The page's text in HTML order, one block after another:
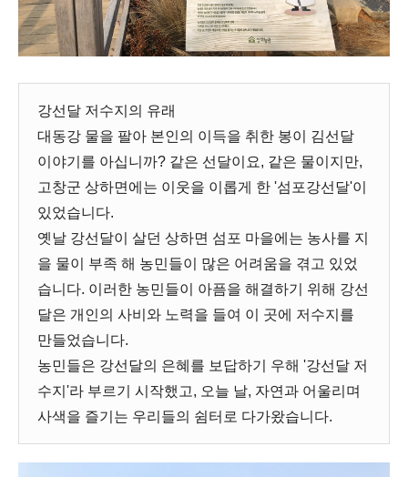
강선달 저수지의 유래
대동강 물을 팔아 본인의 이득을 취한 봉이 김선달
이야기를 아십니까? 같은 선달이요, 같은 물이지만,
고창군 상하면에는 이웃을 이롭게 한 '섬포강선달'이
있었습니다.
옛날 강선달이 살던 상하면 섬포 마을에는 농사를 지
을 물이 부족 해 농민들이 많은 어려움을 겪고 있었
습니다. 이러한 농민들이 아픔을 해결하기 위해 강선
달은 개인의 사비와 노력을 들여 이 곳에 저수지를
만들었습니다.
농민들은 강선달의 은혜를 보답하기 우해 '강선달 저
수지'라 부르기 시작했고, 오늘 날, 자연과 어울리며
사색을 즐기는 우리들의 쉼터로 다가왔습니다.